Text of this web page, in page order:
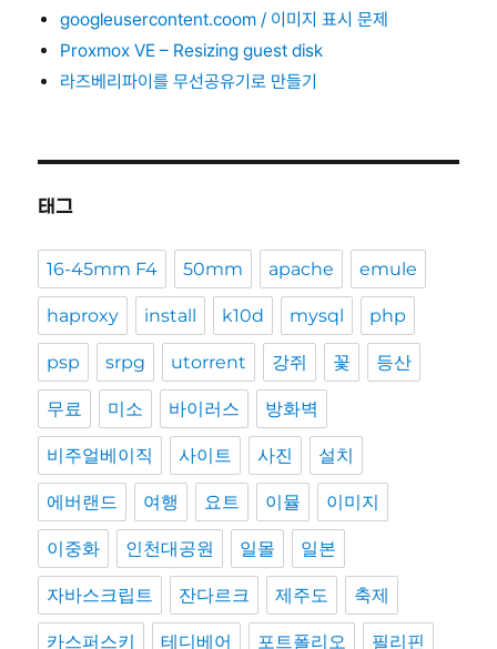
googleusercontent.coom / 이미지 표시 문제
Proxmox VE – Resizing guest disk
라즈베리파이를 무선공유기로 만들기
태그
16-45mm F4 50mm apache emule
haproxy install k10d mysql php
psp srpg utorrent 강쥐 꽃 등산
무료 미소 바이러스 방화벽
비주얼베이직 사이트 사진 설치
에버랜드 여행 요트 이뮬 이미지
이중화 인천대공원 일몰 일본
자바스크립트 잔다르크 제주도 축제
카스퍼스키 테디베어 포트폴리오 필리핀